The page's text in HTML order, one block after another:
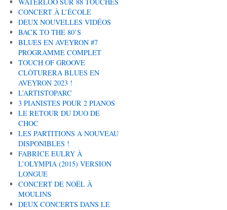
WATERLOO SUR 88 TOUCHES
CONCERT À L’ÉCOLE
DEUX NOUVELLES VIDÉOS
BACK TO THE 80’S
BLUES EN AVEYRON #7
PROGRAMME COMPLET
TOUCH OF GROOVE
CLÔTURERA BLUES EN
AVEYRON 2023 !
L’ARTISTOPARC
3 PIANISTES POUR 2 PIANOS
LE RETOUR DU DUO DE
CHOC
LES PARTITIONS A NOUVEAU
DISPONIBLES !
FABRICE EULRY À
L’OLYMPIA (2015) VERSION
LONGUE
CONCERT DE NOËL À
MOULINS
DEUX CONCERTS DANS LE